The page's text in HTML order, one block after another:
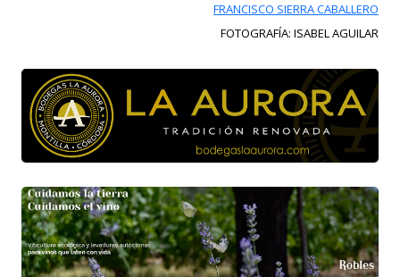
FRANCISCO SIERRA CABALLERO
FOTOGRAFÍA: ISABEL AGUILAR